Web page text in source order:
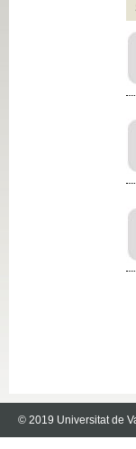
© 2019 Universitat de